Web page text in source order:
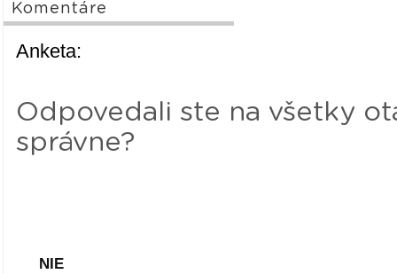
Komentáre
Anketa:
Odpovedali ste na všetky
správne?
NIE